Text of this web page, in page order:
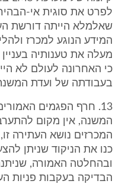
לפרט את סוגית אי-
שאלמלא הייתה דורשת
המידע הנוגע למכרז
מעלה את טענותיה
כי האחרונה לעולם לא
בעבודתה של ועדת
13. חרף הפגמים
המשנה, אין מקום
המכרזים נושא העתירה
ובהחלטה האמורה,
הבדיקה בעקבות פניות